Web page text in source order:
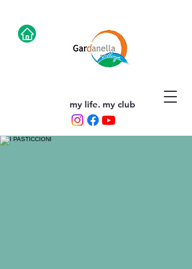
my life. my club